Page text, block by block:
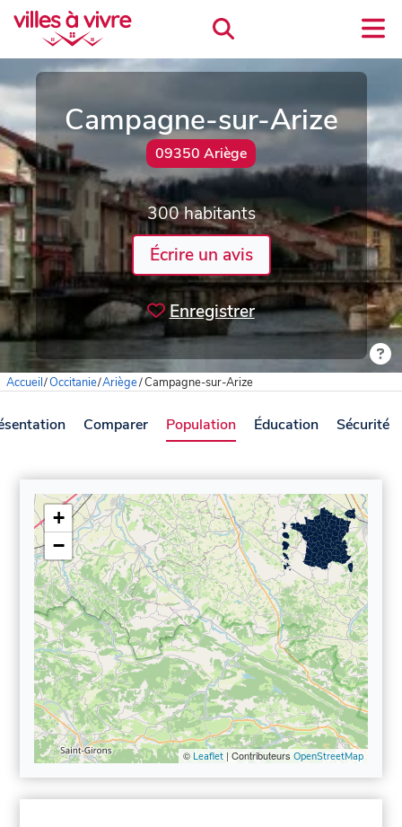
Campagne-sur-Arize
09350 Ariège
300 habitants
Écrire un avis
Enregistrer
Accueil/Occitanie/Ariège/Campagne-sur-Arize
Comparer Population Éducation Sécurité
+
−
© Leaflet| Contributeurs OpenStreetMap